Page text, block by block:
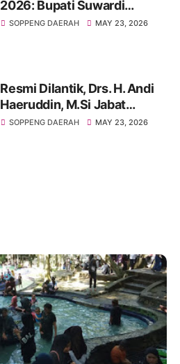
2026: Bupati Suwardi
Haseng Tekankan Ketepatan
Sawah”
SOPPENG DAERAH MAY 23, 2026
Resmi Dilantik, Drs. H. Andi
Haeruddin, M.Si Jabat
Penjabat Sekda Soppeng:
SOPPENG DAERAH MAY 23, 2026